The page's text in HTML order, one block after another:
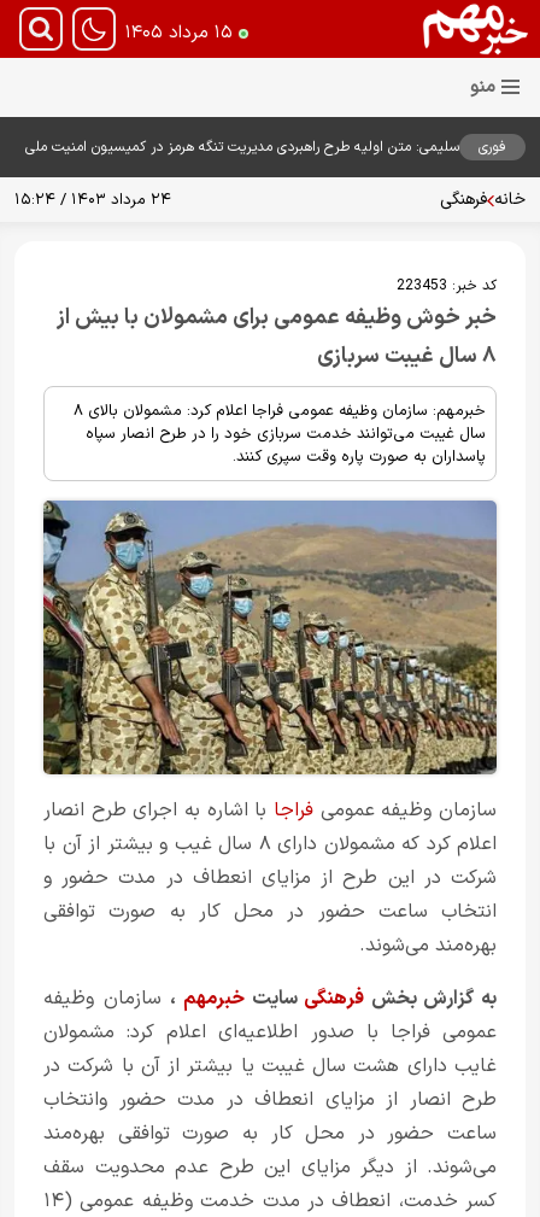
۱۵ مرداد ۱۴۰۵
فوری
سلیمی: متن اولیه طرح راهبردی مدیریت تنگه هرمز در کمیسیون امنیت ملی
خانه فرهنگی ۲۴ مرداد ۱۴۰۳ / ۱۵:۲۴
کد خبر: 223453
خبر خوش وظیفه عمومی برای مشمولان با بیش از
۸ سال غیبت سربازی
خبرمهم: سازمان وظیفه عمومی فراجا اعلام کرد: مشمولان بالای ۸
سال غیبت می‌توانند خدمت سربازی خود را در طرح انصار سپاه
پاسداران به صورت پاره وقت سپری کنند.
سازمان وظیفه عمومی فراجا با اشاره به اجرای طرح انصار
اعلام کرد که مشمولان دارای ۸ سال غیب و بیشتر از آن با
شرکت در این طرح از مزایای انعطاف در مدت حضور و
انتخاب ساعت حضور در محل کار به صورت توافقی
بهره‌مند می‌شوند.
به گزارش بخش فرهنگی سایتخبرمهم ، سازمان وظیفه
عمومی فراجا با صدور اطلاعیه‌ای اعلام کرد: مشمولان
غایب دارای هشت سال غیبت یا بیشتر از آن با شرکت در
طرح انصار از مزایای انعطاف در مدت حضور وانتخاب
ساعت حضور در محل کار به صورت توافقی بهره‌مند
می‌شوند. از دیگر مزایای این طرح عدم محدویت سقف
کسر خدمت، انعطاف در مدت خدمت وظیفه عمومی (۱۴